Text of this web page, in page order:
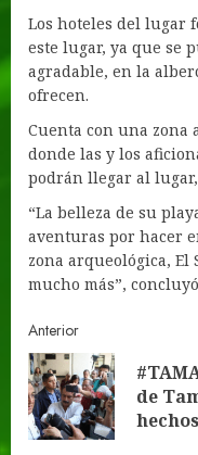
Los hoteles del lugar
este lugar, ya que se
agradable, en la
ofrecen.
Cuenta con una zona
donde las y los
podrán llegar al
“La belleza de su
aventuras por hacer
zona arqueológica,
mucho más”,
Navegación
de
entradas
Anterior
de